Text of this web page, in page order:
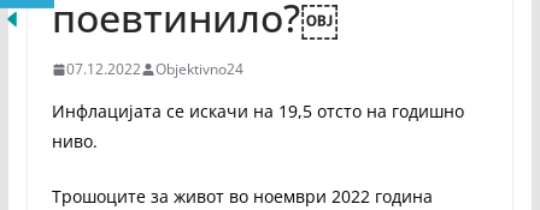
поевтинило?￼
07.12.2022 Objektivno24
Инфлацијата се искачи на 19,5 отсто на годишно
ниво.
Трошоците за живот во ноември 2022 година